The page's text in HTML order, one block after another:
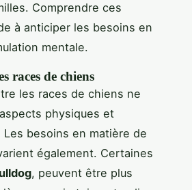
Comprendre ces
à anticiper les besoins en
mentale.
races de chiens
les races de chiens ne
physiques et
besoins en matière de
également. Certaines
, peuvent être plus